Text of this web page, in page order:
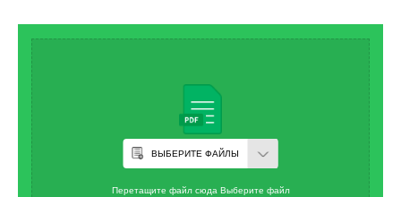
ВЫБЕРИТЕ ФАЙЛЫ
Перетащите файл сюда Выберите файл